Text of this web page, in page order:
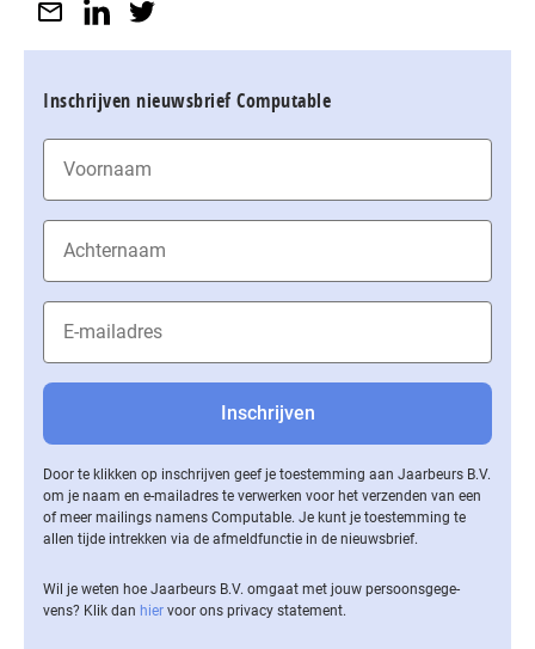
Inschrijven nieuwsbrief Computable
Door te klikken op inschrijven geef je toestemming aan Jaarbeurs B.V.
om je naam en e-mailadres te verwerken voor het verzenden van een
of meer mailings namens Computable. Je kunt je toestemming te
allen tijde intrekken via de af­meld­func­tie in de nieuwsbrief.
Wil je weten hoe Jaarbeurs B.V. omgaat met jouw per­soons­ge­ge­
vens? Klik dan hier voor ons privacy statement.